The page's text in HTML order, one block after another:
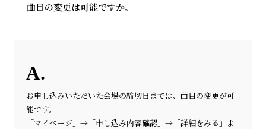
曲目の変更は可能ですか。
お申し込みいただいた会場の締切日までは、曲目の変更が可
能です。
「マイページ」→「申し込み内容確認」→「詳細をみる」よ